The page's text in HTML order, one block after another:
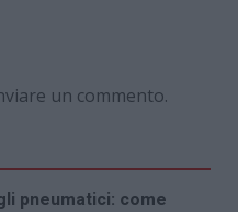
un commento.
pneumatici: come